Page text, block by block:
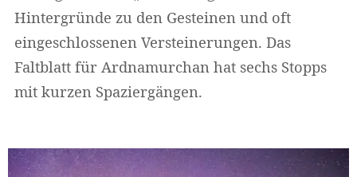
Hintergründe zu den Gesteinen und oft
eingeschlossenen Versteinerungen. Das
Faltblatt für Ardnamurchan hat sechs Stopps
mit kurzen Spaziergängen.